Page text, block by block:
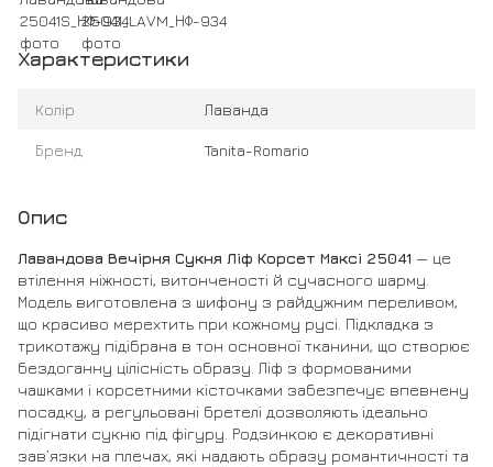
Характеристики
Колір Лаванда
Бренд Tanita-Romario
Опис
Лавандова Вечірня Сукня Ліф Корсет Максі 25041 — це
втілення ніжності, витонченості й сучасного шарму.
Модель виготовлена з шифону з райдужним переливом,
що красиво мерехтить при кожному русі. Підкладка з
трикотажу підібрана в тон основної тканини, що створює
бездоганну цілісність образу. Ліф з формованими
чашками і корсетними кісточками забезпечує впевнену
посадку, а регульовані бретелі дозволяють ідеально
підігнати сукню під фігуру. Родзинкою є декоративні
зав’язки на плечах, які надають образу романтичності та